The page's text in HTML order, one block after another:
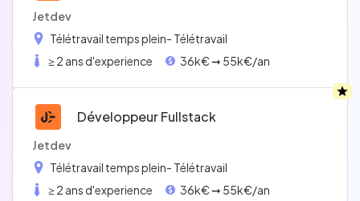
Jetdev
Télétravail temps plein- Télétravail
≥ 2 ans d'experience
36k€ ➞ 55k€/an
Développeur Fullstack
Jetdev
Télétravail temps plein- Télétravail
≥ 2 ans d'experience
36k€ ➞ 55k€/an